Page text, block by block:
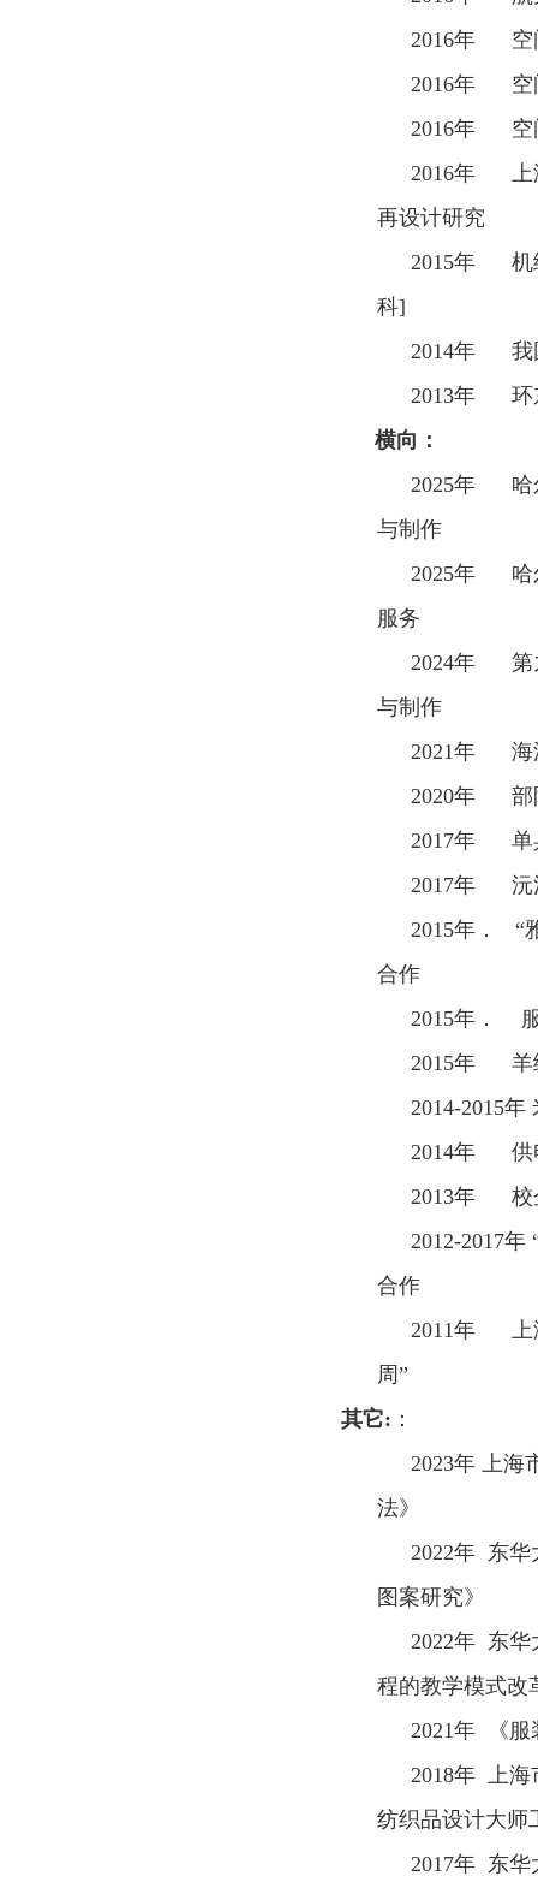
2016年 空间
2016年 空间
2016年 空间
2016年 上海
再设计研究
2015年 机
科]
2014年 我国
2013年 环东
横向：
2025年 哈尔
与制作
2025年 哈尔
服务
2024年 第九
与制作
2021年 海派
2020年 部
2017年 单兵
2017年 沅江
2015年． “
合作
2015年． 服
2015年 羊绒
2014-2015年
2014年 供电
2013年 校企
2012-2017年
合作
2011年 上海
周”
其它:
2023年 上海
法》
2022年 东华
图案研究》
2022年 东华
程的教学模式改
2021年 《服
2018年 上海
纺织品设计大师
2017年 东华